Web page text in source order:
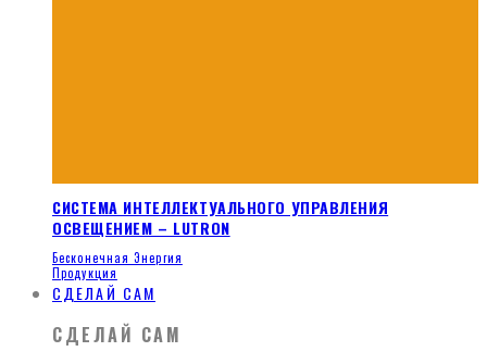
СИСТЕМА ИНТЕЛЛЕКТУАЛЬНОГО УПРАВЛЕНИЯ
ОСВЕЩЕНИЕМ – LUTRON
Бесконечная Энергия
Продукция
СДЕЛАЙ САМ
СДЕЛАЙ САМ